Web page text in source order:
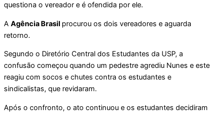
questiona o vereador e é ofendida por ele.
A Agência Brasil procurou os dois vereadores e aguarda
retorno.
Segundo o Diretório Central dos Estudantes da USP, a
confusão começou quando um pedestre agrediu Nunes e este
reagiu com socos e chutes contra os estudantes e
sindicalistas, que revidaram.
Após o confronto, o ato continuou e os estudantes decidiram